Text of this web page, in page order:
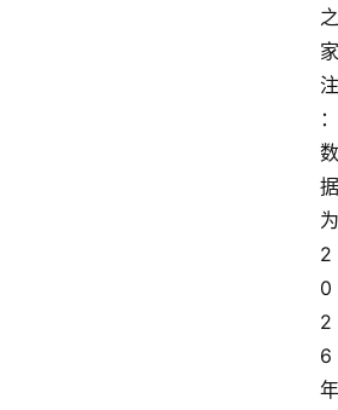
之
家
注
：
数
据
为
2
0
2
6
年